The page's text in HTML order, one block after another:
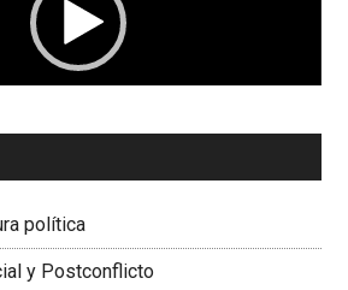
01:04
Mejía,Presidenta Corporación
política
y Postconflicto